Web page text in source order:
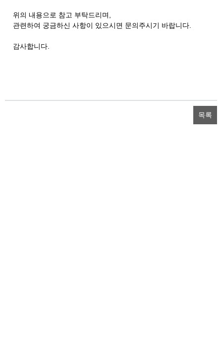
위의 내용으로 참고 부탁드리며,
관련하여 궁금하신 사항이 있으시면 문의주시기 바랍니다.
감사합니다.
목록